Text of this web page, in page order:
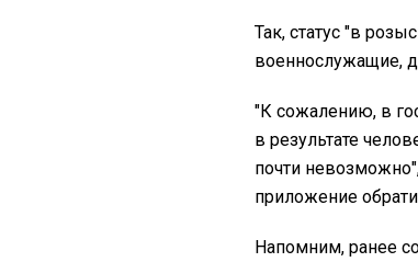
Так, статус "в
военнослужащие,
"К сожалению, в
в результате
почти
приложение
Напомним, ранее